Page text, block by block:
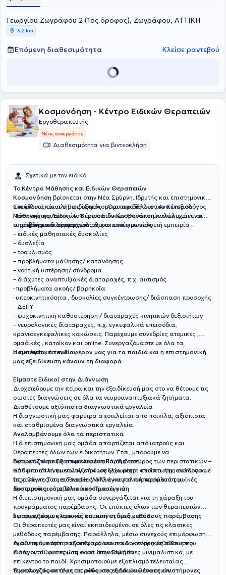
Γεωργίου Ζωγράφου 2 (1ος όροφος), Ζωγράφου, ΑΤΤΙΚΗ
3,2 km
Επόμενη διαθεσιμότητα Κλείσε ραντεβού
Κοσμονόηση - Κέντρο Ειδικών Θεραπειών
Εργοθεραπευτής
Νέος συνεργάτης
Διαθεσιμότητα για βιντεοκλήση
Σχετικά με τον ειδικό
Το Κέντρο Μάθησης και Ειδικών Θεραπειών
Κοσμονόηση βρίσκεται στην Νέα Σμύρνη. Ιδρυτής και επιστημονικά
υπεύθυνος είναι ο Παιδίατρος – Ομοιοπαθητικός Αναπτυξιολόγος
Παναγιώτης Λάιος. Το Κέντρο Ειδικών Θεραπειών στελεχώνεται
από άρτια καταρτισμένους θεραπευτές με πολυετή εμπειρία .
Στο φιλικό και πλήρως εξοπλισμένο περιβάλλον τουΚέντρου
Μάθησης και Ειδικών Θεραπειών Κοσμονόησηκαλύπτεται ένα
ευρύ φάσμα διαταραχών:
– προβλήματα λόγου, ομιλίας και επικοινωνίας
– ειδικές μαθησιακές δυσκολίες
– δυσλεξία
– τραυλισμός
– προβλήματα μάθησης/ κατανόησης
– νοητική υστέρηση/ σύνδρομα
– διάχυτες αναπτυξιακές διαταραχές, π.χ. αυτισμός
-προβλήματα ακοής/ βαρηκοΐα
-υπερκινητικότητα , δυσκολίες συγκέντρωσης/ διάσπαση προσοχής
- ΔΕΠΥ
– ψυχοκινητική καθυστέρηση / διαταραχές κινητικών δεξιοτήτων
– νευρολογικές διαταραχές, π.χ. εγκεφαλικά επεισόδια,
κρανιοεγκεφαλικές κακώσεις. Παρέχουμε συνεδρίες ατομικές ,
ομαδικές , κατοίκον και online. Συνεργαζόμαστε με όλα τα
ασφαλιστικά ταμεία.
Η εμπειρία, το ενδιαφέρον μας για τα παιδιά και η επιστημονική
μας εξειδίκευση κάνουν τη διαφορά
Είμαστε Ειδικοί στην Διάγνωση
Διοχετεύουμε την πείρα και την εξειδίκευσή μας στο να θέτουμε τις
σωστές διαγνώσεις σε όλα τα νευροαναπτυξιακά ζητήματα.
Διαθέτουμε αξιόπιστα διαγνωστικά εργαλεία
Η διαγνωστική μας φαρέτρα αποτελείται από ποικίλα, αξιόπιστα
και σταθμισμένα διαγνωστικά εργαλεία.
Αναλαμβάνουμε όλα τα περιστατικά
Η διεπιστημονική μας ομάδα απαρτίζεται από ιατρούς και
θεραπευτές όλων των ειδικοτήτων. Έτσι, μπορούμε να
αντιμετωπίσουμε αποτελεσματικά όλο το εύρος των περιστατικών –
από μια απλή φωνολογική δυσκολία μέχρι σπάνια ή μη σύνδρομα
(π.χ. Down, Turner, Prader-Willi), εγκεφαλική παράλυση, μυϊκές
δυστροφίες, μεταβολικά νοσήματα κ.ά.
Εφαρμόζουμε Εξατομικευμένη Παρέμβαση
Κάθε παιδί αντιμετωπίζεται ως ξεχωριστή περίπτωση, ανάλογα με
τις ανάγκες, τις αδυναμίες, αλλά και τα προτερήματά του.
Χρησιμοποιούμε Ολιστική Προσέγγιση
Η διεπιστημονική μας ομάδα συνεργάζεται για τη χάραξη του
προγράμματος παρέμβασης. Οι επόπτες όλων των θεραπευτών
λειτουργούν ως αρωγοί σε αυτή τη διαδικασία.
Εφαρμόζουμε κλασικές και καινοτόμες μεθόδους παρέμβασης
Οι θεραπευτές μας είναι εκπαιδευμένοι σε όλες τις κλασικές
μεθόδους παρέμβασης. Παράλληλα, μέσω συνεχούς επιμόρφωσης,
έχουν τη δυνατότητα να εφαρμόσουν καινοτόμες μεθόδους που
εισάγονται για πρώτη φορά στην Ελλάδα.
Διαθέτουμε άρτιο εξοπλισμό και παιδοκεντρικές αίθουσες
Όλες οι αίθουσες μας είναι διακοσμημένες μινιμαλιστικά, με
επίκεντρο το παιδί. Χρησιμοποιούμε εξοπλισμό τελευταίας
τεχνολογίας σε όλες τις αίθουσες ειδικών θεραπειών.
Συνεργαζόμαστε με ιατρούς και εξειδικευμένους επιστήμονες